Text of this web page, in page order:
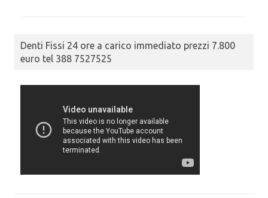
Denti Fissi 24 ore a carico immediato prezzi 7.800
euro tel 388 7527525